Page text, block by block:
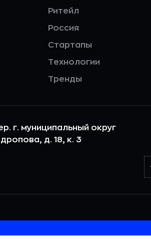
Ритейл
Россия
Стартапы
Технологии
Тренды
г. муниципальный округ
д. 18, к. 3
веб-сайтом. Если вы не хотите, чтобы ваши